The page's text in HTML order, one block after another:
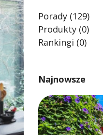
Porady(129)
Produkty(0)
Rankingi (0)
Najnowsze